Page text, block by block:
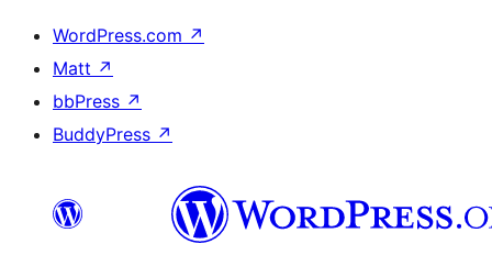
WordPress.com ↗
Matt ↗
bbPress ↗
BuddyPress ↗